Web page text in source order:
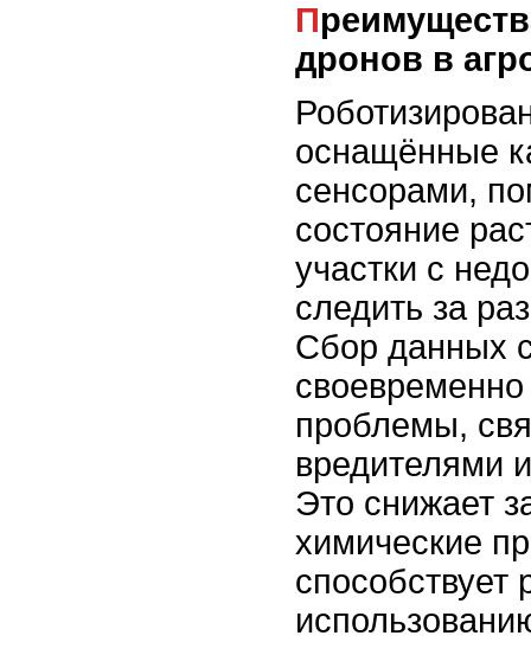
Преимущества использования
дронов в
оснащённые
сенсорами,
состояние
участки с
следить за
Сбор данных
проблемы,
вредителями
Это снижает
химические
способствует